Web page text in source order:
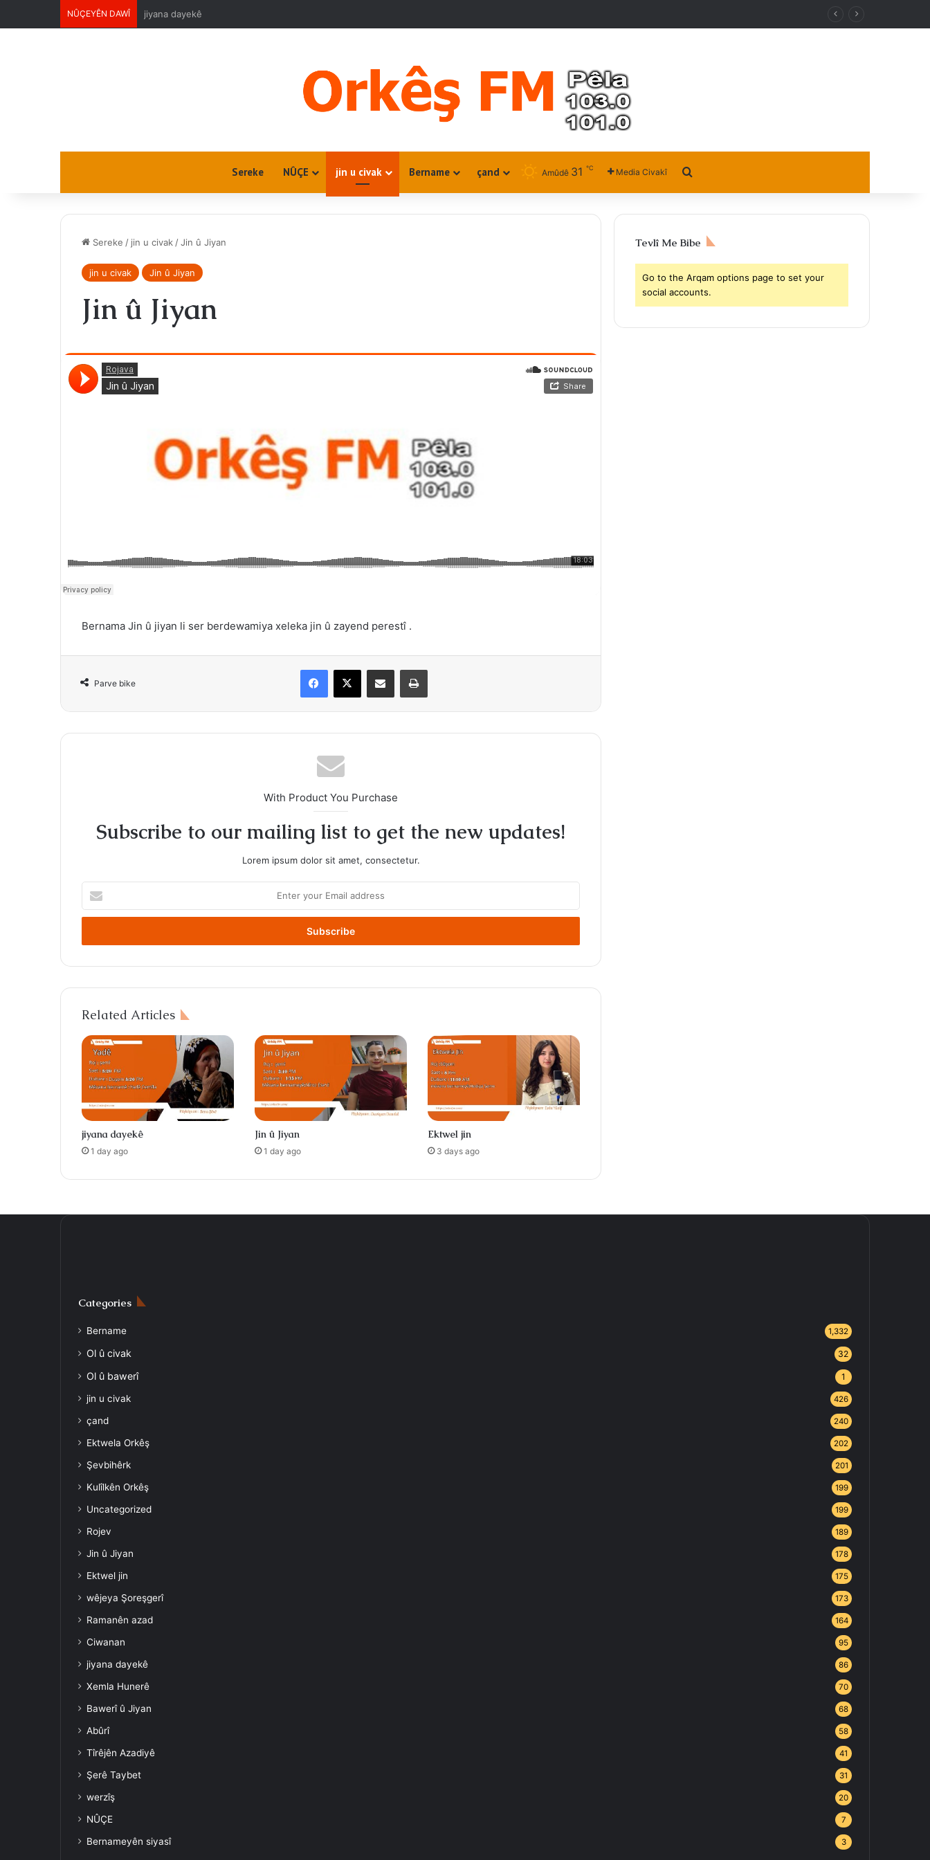
NÛÇEYÊN DAWÎ Jin û Jiyan
Sereke NÛÇE jin u civak Bername çand Amûdê 31 ℃ Media Civakî
Sereke / jin u civak /Jin û Jiyan
jin u civak Jin û Jiyan
Jin û Jiyan
Bernama Jin û jiyan li ser berdewamiya xeleka jin û zayend perestî .
Parve bike
Facebook
X Share via Email Print
With Product You Purchase
Subscribe to our mailing list to get the new updates!
Lorem ipsum dolor sit amet, consectetur.
your
Email
Related Articles
jiyana dayekê
1 day ago
Jin û Jiyan
1 day ago
Ektwel jin
3 days ago
Tevlî Me Bibe
Go to the Arqam options page to set your
social accounts.
Categories
Bername 1,332
Ol û civak 32
Ol û bawerî 1
jin u civak 426
çand 240
Ektwela Orkêş 202
Şevbihêrk 201
Kulîlkên Orkêş 199
Uncategorized 199
Rojev 189
Jin û Jiyan 178
Ektwel jin 175
wêjeya Şoreşgerî 173
Ramanên azad 164
Ciwanan 95
jiyana dayekê 86
Xemla Hunerê 70
Bawerî û Jiyan 68
Abûrî 58
Tîrêjên Azadiyê 41
Şerê Taybet 31
werzîş 20
NÛÇE 7
Bernameyên siyasî 3